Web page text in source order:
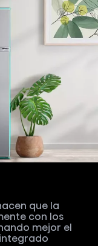
que la
con los
mejor el